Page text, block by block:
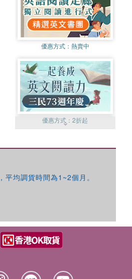
優惠方式： 熱賣中
優惠方式：2折起
均調貨時間為1~2個月。